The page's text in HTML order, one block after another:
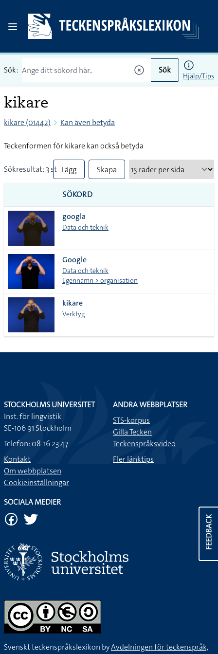
Sök: Sök
Hjälp/Tips
kikare
kikare (01442) Kan även betyda
Teckenformen för kikare kan också betyda
Sökresultat: 3 st Lägg
till
alla i
lista
Skapa
SÖKORD
googla
Data och teknik
Google
Data och teknik
Egennamn > organisation
kikare
Verktyg
FEEDBACK
STOCKHOLMS UNIVERSITET
Inst. för lingvistik
SE-106 91 Stockholm
Telefon: 08-16 23 47
Kontakt
Om webbplatsen
Cookieinställningar
ANDRA WEBBPLATSER
STS-korpus
Gilla Tecken
Teckenspråksvideo
Fler länktips
SOCIALA MEDIER
Svenskt teckenspråkslexikon byAvdelningen för teckenspråk,